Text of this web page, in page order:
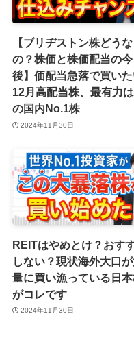
【ブリヂストン株どうな
の？株価と株価配当の今
後】価配当急落で買い
12月高配当株、最有力は
の国内No.1株
2024年11月30日
REITはやめとけ？おす
しない？現状海外大口
量に買い漁っている日
がコレです
2024年11月30日